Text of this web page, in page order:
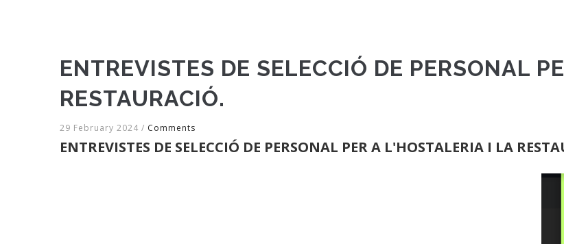
ENTREVISTES DE SELECCIÓ DE PERSONAL
RESTAURACIÓ.
29 February 2024 / Comments
ENTREVISTES DE SELECCIÓ DE PERSONAL PER A L'HOSTALERIA I LA